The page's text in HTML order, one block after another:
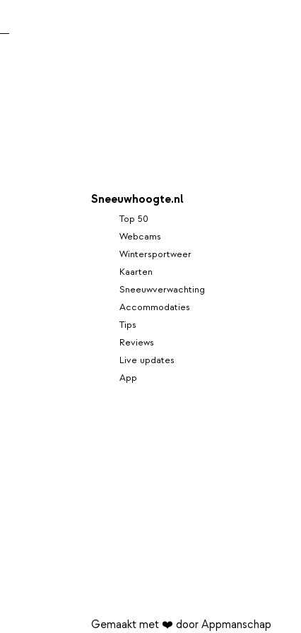
Sneeuwhoogte.nl
Top 50
Webcams
Wintersportweer
Kaarten
Sneeuwverwachting
Accommodaties
Tips
Reviews
Live updates
App
Gemaakt met ❤️ door Appmanschap